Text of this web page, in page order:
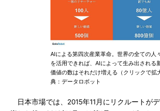
AIによる第四次産業革命。世界の全ての人
を活用できれば、AIによって生み出される
価値の数はそれだけ増える（クリックで拡
典：データロボット
日本市場では、2015年11月にリクルートが